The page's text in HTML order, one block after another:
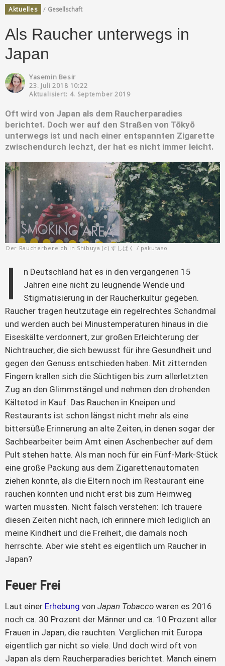
Aktuelles / Gesellschaft
Als Raucher unterwegs in
Japan
Yasemin Besir
23. Juli 2018 10:22
Aktualisiert: 4. September 2019
Oft wird von Japan als dem Raucherparadies
berichtet. Doch wer auf den Straßen von Tōkyō
unterwegs ist und nach einer entspannten Zigarette
zwischendurch lechzt, der hat es nicht immer leicht.
Der Raucherbereich in Shibuya (c) すしぱく / pakutaso
I
n Deutschland hat es in den vergangenen 15
Jahren eine nicht zu leugnende Wende und
Stigmatisierung in der Raucherkultur gegeben.
Raucher tragen heutzutage ein regelrechtes Schandmal
und werden auch bei Minustemperaturen hinaus in die
Eiseskälte verdonnert, zur großen Erleichterung der
Nichtraucher, die sich bewusst für ihre Gesundheit und
gegen den Genuss entschieden haben. Mit zitternden
Fingern krallen sich die Süchtigen bis zum allerletzten
Zug an den Glimmstängel und nehmen den drohenden
Kältetod in Kauf. Das Rauchen in Kneipen und
Restaurants ist schon längst nicht mehr als eine
bittersüße Erinnerung an alte Zeiten, in denen sogar der
Sachbearbeiter beim Amt einen Aschenbecher auf dem
Pult stehen hatte. Als man noch für ein Fünf-Mark-Stück
eine große Packung aus dem Zigarettenautomaten
ziehen konnte, als die Eltern noch im Restaurant eine
rauchen konnten und nicht erst bis zum Heimweg
warten mussten. Nicht falsch verstehen: Ich trauere
diesen Zeiten nicht nach, ich erinnere mich lediglich an
meine Kindheit und die Freiheit, die damals noch
herrschte. Aber wie steht es eigentlich um Raucher in
Japan?
Feuer Frei
Laut einer Erhebung von Japan Tobacco waren es 2016
noch ca. 30 Prozent der Männer und ca. 10 Prozent aller
Frauen in Japan, die rauchten. Verglichen mit Europa
eigentlich gar nicht so viele. Und doch wird oft von
Japan als dem Raucherparadies berichtet. Manch einem